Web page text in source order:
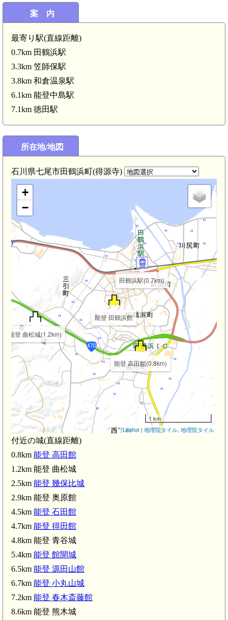
案 内
最寄り駅(直線距離)
0.7km 田鶴浜駅
3.3km 笠師保駅
3.8km 和倉温泉駅
6.1km 能登中島駅
7.1km 徳田駅
所在地/地図
石川県七尾市田鶴浜町(得源寺)
田鶴浜駅(0.7km)
能登 田鶴浜館
能登 高田館(0.8km)
能登 曲松城(1.2km)
能登 幾保比城(2.5km)
+
−
1 km
Leaflet | 地理院タイル, 地理院タイル
付近の城(直線距離)
0.8km 能登 高田館
1.2km 能登 曲松城
2.5km 能登 幾保比城
2.9km 能登 奥原館
4.5km 能登 石田館
4.7km 能登 得田館
4.8km 能登 青谷城
5.4km 能登 館開城
6.5km 能登 源田山館
6.7km 能登 小丸山城
7.2km 能登 春木斎藤館
8.6km 能登 熊木城